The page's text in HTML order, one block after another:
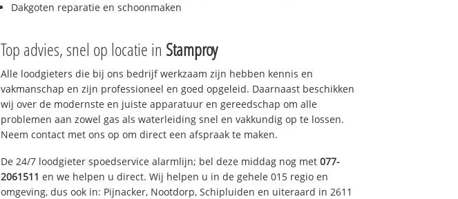
Dakgoten reparatie en schoonmaken
Top advies, snel op locatie in Stamproy
Alle loodgieters die bij ons bedrijf werkzaam zijn hebben kennis en
vakmanschap en zijn professioneel en goed opgeleid. Daarnaast beschikken
wij over de modernste en juiste apparatuur en gereedschap om alle
problemen aan zowel gas als waterleiding snel en vakkundig op te lossen.
Neem contact met ons op om direct een afspraak te maken.
De 24/7 loodgieter spoedservice alarmlijn; bel deze middag nog met 077-
2061511 en we helpen u direct. Wij helpen u in de gehele 015 regio en
omgeving, dus ook in: Pijnacker, Nootdorp, Schipluiden en uiteraard in 2611